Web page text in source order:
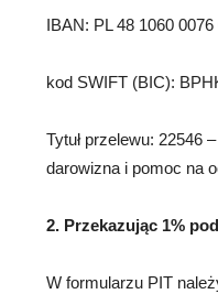
IBAN: PL 48 1060
kod SWIFT (BIC):
Tytuł przelewu: 22546
darowizna i pomoc na
2. Przekazując 1%
W formularzu PIT